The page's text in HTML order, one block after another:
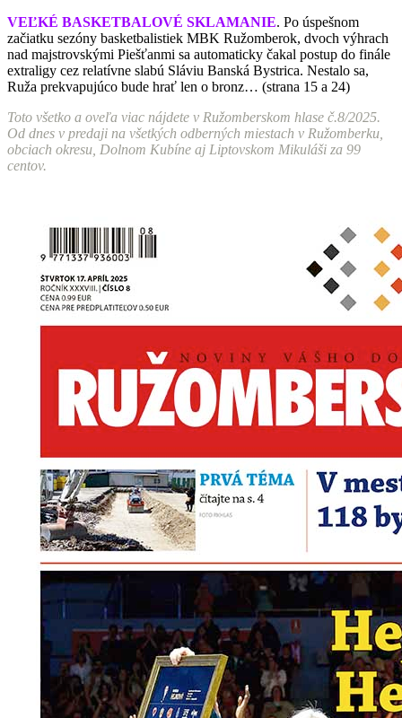
VEĽKÉ BASKETBALOVÉ SKLAMANIE. Po úspešnom
začiatku sezóny basketbalistiek MBK Ružomberok, dvoch výhrach
nad majstrovskými Piešťanmi sa automaticky čakal postup do finále
extraligy cez relatívne slabú Sláviu Banská Bystrica. Nestalo sa,
Ruža prekvapujúco bude hrať len o bronz… (strana 15 a 24)
Toto všetko a oveľa viac nájdete v Ružomberskom hlase č.8/2025.
Od dnes v predaji na všetkých odberných miestach v Ružomberku,
obciach okresu, Dolnom Kubíne aj Liptovskom Mikuláši za 99
centov.